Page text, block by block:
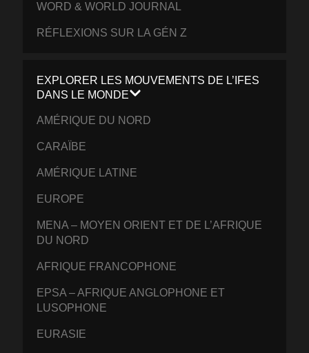
WORD & WORLD JOURNAL
RÉFLEXIONS SUR LA GÉN Z
EXPLORER LES MOUVEMENTS DE L’IFES
DANS LE MONDE
AMÉRIQUE DU NORD
CARAÏBE
AMÉRIQUE LATINE
EUROPE
MENA – MOYEN ORIENT ET DE L’AFRIQUE
DU NORD
AFRIQUE FRANCOPHONE
EPSA – AFRIQUE ANGLOPHONE ET
LUSOPHONE
EURASIE